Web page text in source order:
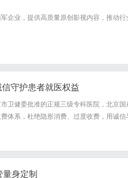
企业，提供高质量原创影视内容，推动行
守护患者就医权益
卫健委批准的正规三级专科医院，北京国
体系，杜绝隐形消费、过度收费，用诚信
、盲目用药。专家团队依据患者病情制定
免额外开支。同时建立内部收费...
身定制